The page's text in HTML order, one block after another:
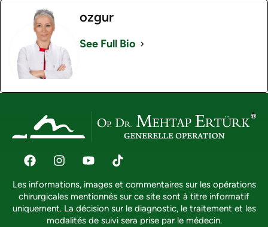
ozgur
See Full Bio
Les informations, images et commentaires sur les opérations
chirurgicales mentionnés sur ce site sont à titre informatif
uniquement. La décision sur le diagnostic, le traitement et les
modalités de suivi sera prise par le médecin.